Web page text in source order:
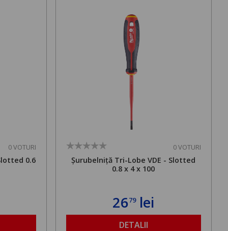
0 VOTURI
0.6
0 VOTURI
Șurubelniță Tri-Lobe VDE - Slotted
0.8 x 4 x 100
2679lei
DETALII